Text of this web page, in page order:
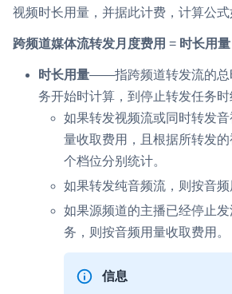
视频时长用量，并据此计费，计算公式
跨频道媒体流转发月度费用 = 时长用量
时长用量——指跨频道转发流的总
务开始时计算，到停止转发任务时
如果转发视频流或同时转发
量收取费用，且根据所转发
个档位分别统计。
如果转发纯音频流，则按音频
如果源频道的主播已经停止
务，则按音频用量收取费用。
信息